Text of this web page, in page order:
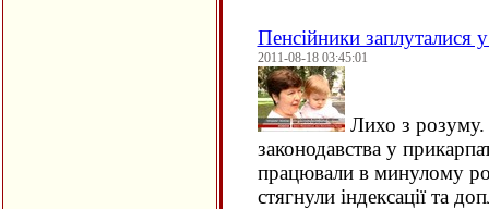
Пенсійники заплуталися
2011-08-18 03:45:01
Лихо з розуму.
законодавства у
працювали в минулому
стягнули індексації та